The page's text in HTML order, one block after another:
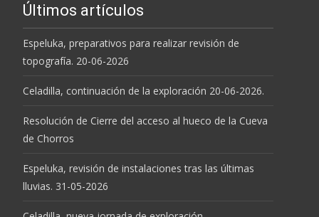
Últimos artículos
Espeluka, preparativos para realizar revisión de
topografía. 20-06-2026
Celadilla, continuación de la exploración 20-06-2026.
Resolución de Cierre del acceso al hueco de la Cueva
de Chorros
Espeluka, revisión de instalaciones tras las últimas
lluvias. 31-05-2026